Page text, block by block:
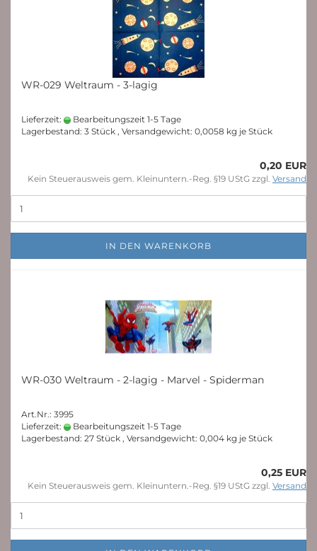
WR-029 Weltraum - 3-lagig
Lieferzeit:
Bearbeitungszeit 1-5 Tage
Lagerbestand: 3 Stück , Versandgewicht: 0,0058 kg je Stück
0,20 EUR
Kein Steuerausweis gem. Kleinuntern.-Reg. §19 UStG zzgl. Versand
IN DEN WARENKORB
WR-030 Weltraum - 2-lagig - Marvel - Spiderman
Art.Nr.: 3995
Lieferzeit:
Bearbeitungszeit 1-5 Tage
Lagerbestand: 27 Stück , Versandgewicht: 0,004 kg je Stück
0,25 EUR
Kein Steuerausweis gem. Kleinuntern.-Reg. §19 UStG zzgl. Versand